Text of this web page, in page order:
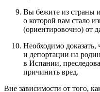
Вы бежите из страны
о которой вам стало
(ориентировочно) от
Необходимо доказать,
и депортации на
в Испании,
причинить вред.
Вне зависимости от того,